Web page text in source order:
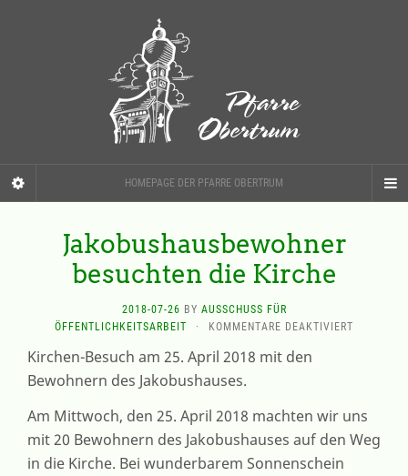
HOMEPAGE DER PFARRE OBERTRUM
Jakobushausbewohner
besuchten die Kirche
2018-07-26 BY AUSSCHUSS FÜR
ÖFFENTLICHKEITSARBEIT
· KOMMENTARE DEAKTIVIERT
Kirchen-Besuch am 25. April 2018 mit den
Bewohnern des Jakobushauses.
Am Mittwoch, den 25. April 2018 machten wir uns
mit 20 Bewohnern des Jakobushauses auf den Weg
in die Kirche. Bei wunderbarem Sonnenschein